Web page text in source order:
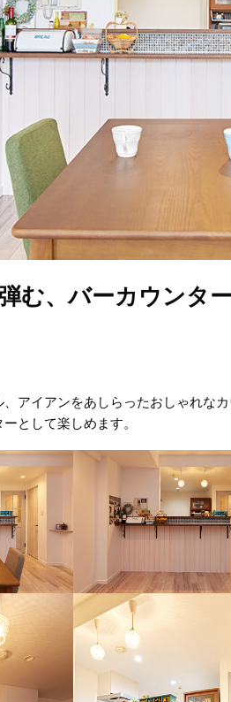
む、バーカウンタ
アイアンをあしらったおしゃれな
として楽しめます。